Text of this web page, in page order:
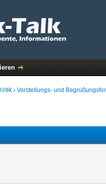
› Vorstellungs- und